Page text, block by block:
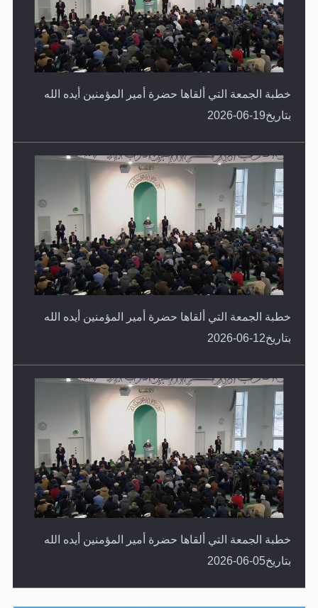
خطبة الجمعة التي ألقاها حضرة أمير المؤمنين أيده الله
خطبة الجمعة التي ألقاها حضرة أمير المؤمنين أيده الله
خطبة الجمعة التي ألقاها حضرة أمير المؤمنين أيده الله
AUGUST 2026